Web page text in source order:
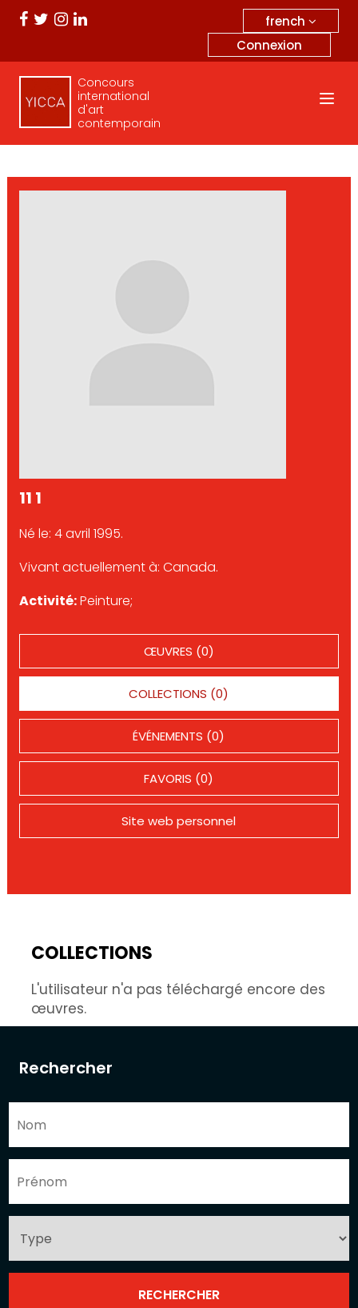
french
Connexion
Concours
international
d'art
contemporain
Rechercher
11 1
Né le: 4 avril 1995.
Vivant actuellement à: Canada.
Activité:Peinture;
ŒUVRES (0)
COLLECTIONS (0)
ÉVÉNEMENTS (0)
FAVORIS (0)
Site web personnel
COLLECTIONS
L'utilisateur n'a pas téléchargé encore des
œuvres.